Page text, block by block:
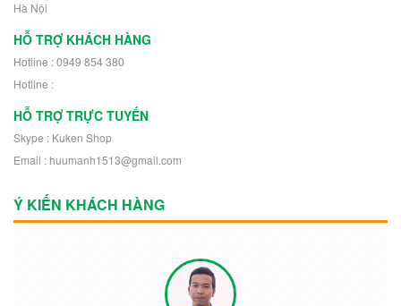
Hà Nội
HỖ TRỢ KHÁCH HÀNG
Hotline : 0949 854 380
Hotline :
HỖ TRỢ TRỰC TUYẾN
Skype : Kuken Shop
Email : huumanh1513@gmail.com
Ý KIẾN KHÁCH HÀNG